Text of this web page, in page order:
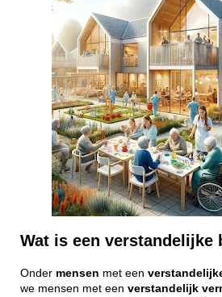
Wat is een verstandelijke
Onder mensen met een
we mensen met een verstandelijk